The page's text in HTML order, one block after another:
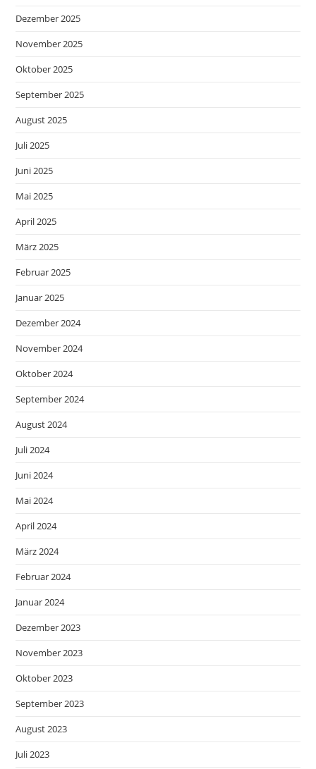
Dezember 2025
November 2025
Oktober 2025
September 2025
August 2025
Juli 2025
Juni 2025
Mai 2025
April 2025
März 2025
Februar 2025
Januar 2025
Dezember 2024
November 2024
Oktober 2024
September 2024
August 2024
Juli 2024
Juni 2024
Mai 2024
April 2024
März 2024
Februar 2024
Januar 2024
Dezember 2023
November 2023
Oktober 2023
September 2023
August 2023
Juli 2023